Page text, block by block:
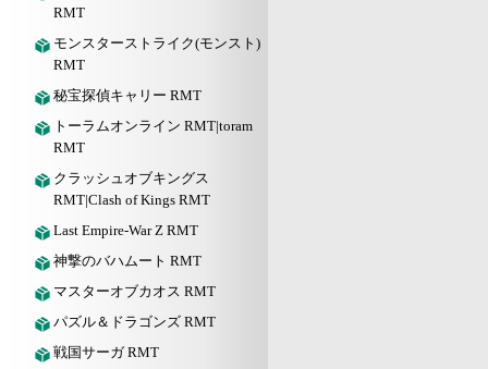
RMT
モンスターストライク(モンスト)
RMT
秘宝探偵キャリー RMT
トーラムオンライン RMT|toram
RMT
クラッシュオブキングス
RMT|Clash of Kings RMT
Last Empire-War Z RMT
神撃のバハムート RMT
マスターオブカオス RMT
パズル＆ドラゴンズ RMT
戦国サーガ RMT